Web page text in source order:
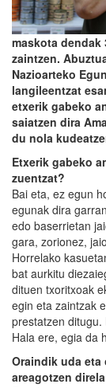
maskota dendak
zaintzen.
Nazioarteko
langileentzat
etxerik gabeko
saiatzen dira
du nola
Etxerik gabeko
zuentzat?
Bai eta, ez egun
egunak dira
edo baserrietan
gara, zorionez,
Horrelako
bat aurkitu
dituen txoritxoak
egin eta zaintzak
prestatzen
Hala ere, egia da
Oraindik uda
areagotzen